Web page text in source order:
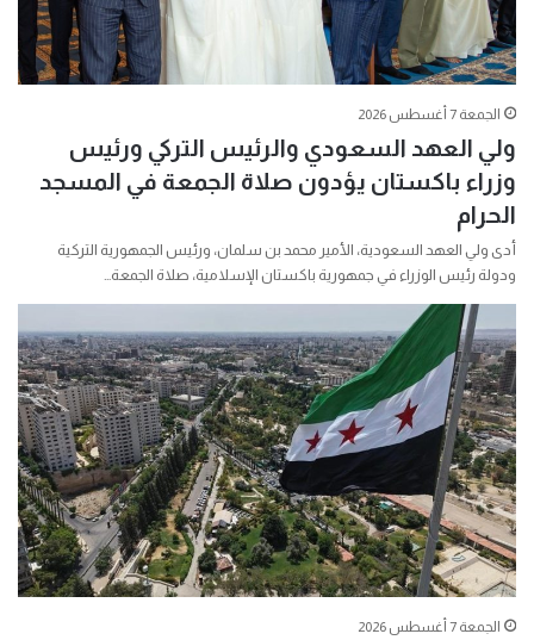
الجمعة 7 أغسطس 2026
ولي العهد السعودي والرئيس التركي ورئيس
وزراء باكستان يؤدون صلاة الجمعة في المسجد
الحرام
أدى ولي العهد السعودية، الأمير محمد بن سلمان، ورئيس الجمهورية التركية
ودولة رئيس الوزراء في جمهورية باكستان الإسلامية، صلاة الجمعة…
الجمعة 7 أغسطس 2026